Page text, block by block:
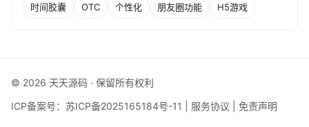
时间胶囊 OTC 个性化 朋友圈功能 H5游戏
© 2026 天天源码 · 保留所有权利
ICP备案号： 苏ICP备2025165184号-11 服务协议 免责声明